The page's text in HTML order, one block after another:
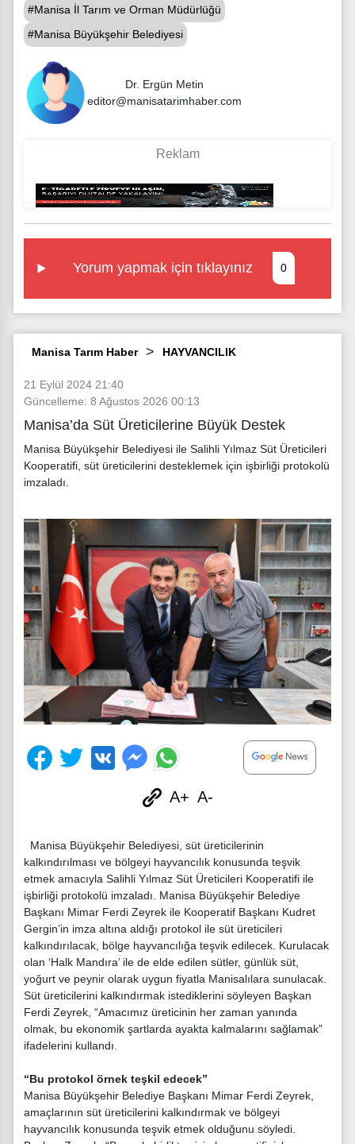
#Manisa İl Tarım ve Orman Müdürlüğü
#Manisa Büyükşehir Belediyesi
Dr. Ergün Metin
editor@manisatarimhaber.com
Yorum yapmak için tıklayınız 0
Manisa Tarım Haber HAYVANCILIK
21 Eylül 2024 21:40
Güncelleme: 8 Ağustos 2026 00:13
Manisa’da Süt Üreticilerine Büyük Destek
Manisa Büyükşehir Belediyesi ile Salihli Yılmaz Süt Üreticileri
Kooperatifi, süt üreticilerini desteklemek için işbirliği protokolü
imzaladı.
A+ A-
Manisa Büyükşehir Belediyesi, süt üreticilerinin
kalkındırılması ve bölgeyi hayvancılık konusunda teşvik
etmek amacıyla Salihli Yılmaz Süt Üreticileri Kooperatifi ile
işbirliği protokolü imzaladı. Manisa Büyükşehir Belediye
Başkanı Mimar Ferdi Zeyrek ile Kooperatif Başkanı Kudret
Gergin’in imza altına aldığı protokol ile süt üreticileri
kalkındırılacak, bölge hayvancılığa teşvik edilecek. Kurulacak
olan ‘Halk Mandıra’ ile de elde edilen sütler, günlük süt,
yoğurt ve peynir olarak uygun fiyatla Manisalılara sunulacak.
Süt üreticilerini kalkındırmak istediklerini söyleyen Başkan
Ferdi Zeyrek, “Amacımız üreticinin her zaman yanında
olmak, bu ekonomik şartlarda ayakta kalmalarını sağlamak”
ifadelerini kullandı.
“Bu protokol örnek teşkil edecek”
Manisa Büyükşehir Belediye Başkanı Mimar Ferdi Zeyrek,
amaçlarının süt üreticilerini kalkındırmak ve bölgeyi
hayvancılık konusunda teşvik etmek olduğunu söyledi.